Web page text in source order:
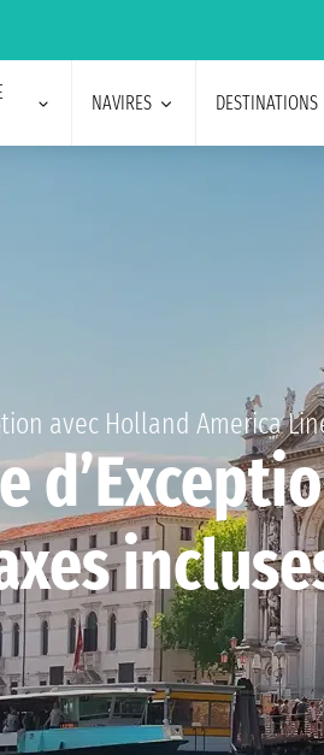
NAVIRES DESTINATIONS
avec Holland America